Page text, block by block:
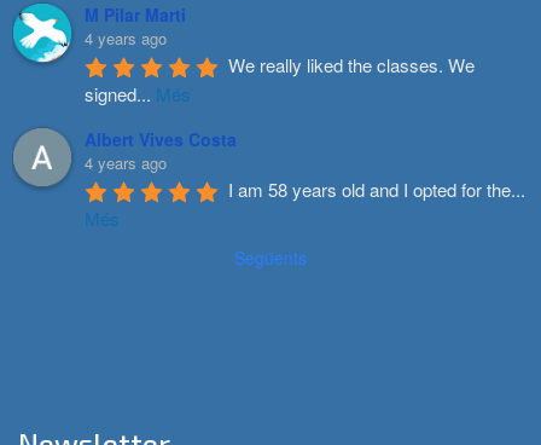
M Pilar Marti
4 years ago
We really liked the classes. We
signed... Més
Albert Vives Costa
4 years ago
I am 58 years old and I opted for the...
Més
Següents